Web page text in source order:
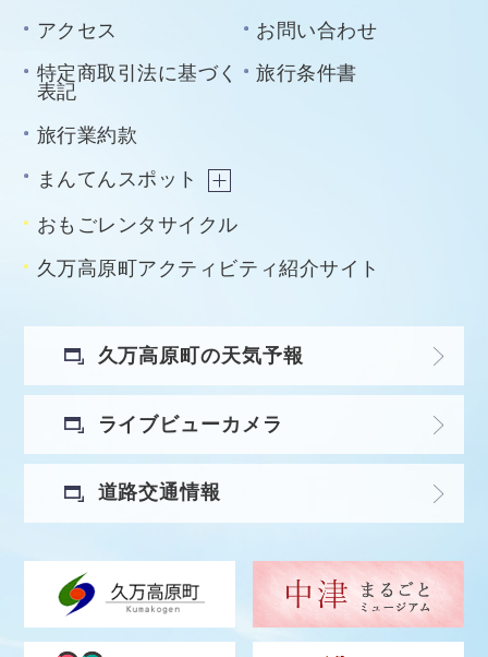
アクセス
お問い合わせ
特定商取引法に基づく
表記
旅行条件書
旅行業約款
まんてんスポット
おもごレンタサイクル
久万高原町アクティビティ紹介サイト
久万高原町の天気予報
ライブビューカメラ
道路交通情報